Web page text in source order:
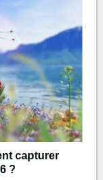
capturer
?